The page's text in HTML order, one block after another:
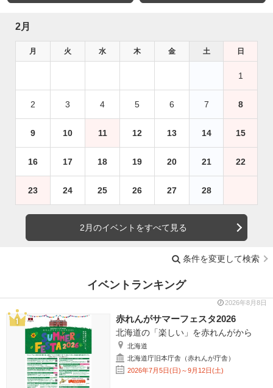
2月
月 火 水 木 金 土 日
1
2 3 4 5 6 7 8
9 10 11 12 13 14 15
16 17 18 19 20 21 22
23 24 25 26 27 28
2月のイベントをすべて見る
条件を変更して検索
イベントランキング
2026年8月8日
赤れんがサマーフェスタ2026
北海道の「楽しい」を赤れんがから
北海道
北海道庁旧本庁舎（赤れんが庁舎）
2026年7月5日(日)～9月12日(土)